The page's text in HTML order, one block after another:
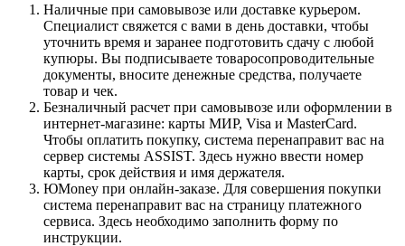
Наличные при самовывозе или доставке курьером.
Специалист свяжется с вами в день доставки, чтобы
уточнить время и заранее подготовить сдачу с любой
купюры. Вы подписываете товаросопроводительные
документы, вносите денежные средства, получаете
товар и чек.
Безналичный расчет при самовывозе или оформлении в
интернет-магазине: карты МИР, Visa и MasterCard.
Чтобы оплатить покупку, система перенаправит вас на
сервер системы ASSIST. Здесь нужно ввести номер
карты, срок действия и имя держателя.
ЮMoney при онлайн-заказе. Для совершения покупки
система перенаправит вас на страницу платежного
сервиса. Здесь необходимо заполнить форму по
инструкции.